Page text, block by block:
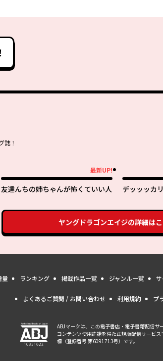
誌！
最新UP!
友達んちの姉ちゃんが怖くていい人 デッッッカ
ヤングドラゴンエイジの詳細は
量 ランキング 掲載作品一覧 ジャンル一覧
よくあるご質問 / お問い合わせ 利用規約 プ
ABJマークは、この電子書店・電子書籍配信サ
コンテンツ使用許諾を得た正規版配信サービ
標（登録番号 第6091713号）です。